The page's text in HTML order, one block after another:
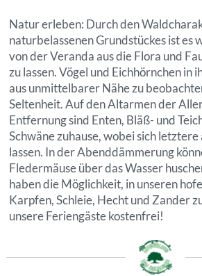
Natur erleben: Durch den
naturbelassenen Grundstückes ist es
von der Veranda aus die Flora und
zu lassen. Vögel und Eichhörnchen in
aus unmittelbarer Nähe zu
Seltenheit. Auf den Altarmen der
Entfernung sind Enten, Bläß- und
Schwäne zuhause, wobei sich
lassen. In der Abenddämmerung
Fledermäuse über das Wasser
haben die Möglichkeit, in unseren
Karpfen, Schleie, Hecht und Zander
unsere Feriengäste kostenfrei!